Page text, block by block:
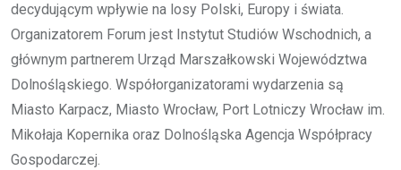
decydującym wpływie na losy Polski, Europy i świata.
Organizatorem Forum jest Instytut Studiów Wschodnich, a
głównym partnerem Urząd Marszałkowski Województwa
Dolnośląskiego. Współorganizatorami wydarzenia są
Miasto Karpacz, Miasto Wrocław, Port Lotniczy Wrocław im.
Mikołaja Kopernika oraz Dolnośląska Agencja Współpracy
Gospodarczej.